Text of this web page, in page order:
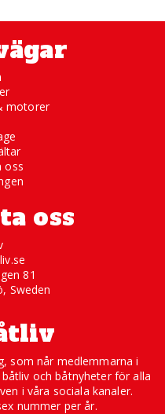
motorer
oss
oss
81
Sweden
som når medlemmarna i
och båtnyheter för alla
i våra sociala kanaler.
nummer per år.